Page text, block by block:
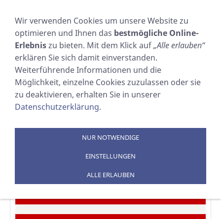
USA
Sie sind hier:SOSTECHNIC Sicherheitsausrüstung
GmbH
Wir verwenden Cookies um unsere Website zu
optimieren und Ihnen das bestmögliche Online-
Erlebniszu bieten. Mit dem Klick auf„Alle erlauben“
erklären Sie sich damit einverstanden.
Weiterführende Informationen und die
Möglichkeit, einzelne Cookies zuzulassen oder sie
zu deaktivieren, erhalten Sie in unserer
Datenschutzerklärung.
NUR NOTWENDIGE
EINSTELLUNGEN
ALLE ERLAUBEN